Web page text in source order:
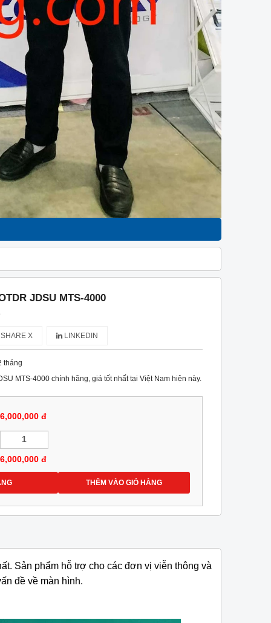
JDSU MTS-4000
SHARE X LINKEDIN
tháng
MTS-4000 chính hãng, giá tốt nhất tại Việt Nam hiện này.
6,000,000 đ
6,000,000 đ
THÊM VÀO GIỎ HÀNG
Sản phẩm hỗ trợ cho các đơn vị viễn thông và
đề về màn hình.